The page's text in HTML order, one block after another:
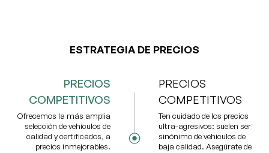
ESTRATEGIA DE PRECIOS
PRECIOS
COMPETITIVOS
Ofrecemos la más amplia
selección de vehículos de
calidad y certificados, a
precios inmejorables.
PRECIOS
COMPETITIVOS
Ten cuidado de los precios
ultra-agresivos: suelen ser
sinónimo de vehículos de
baja calidad. Asegúrate de